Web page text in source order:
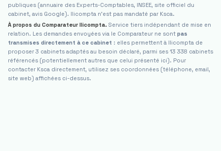
publiques (annuaire des Experts-Comptables, INSEE, site officiel du
cabinet, avis Google). Ilicompta n'est pas mandaté par Ksca.
À propos du Comparateur Ilicompta. Service tiers indépendant de mise en
relation. Les demandes envoyées via le Comparateur ne sont pas
transmises directement à ce cabinet : elles permettent à Ilicompta de
proposer 3 cabinets adaptés au besoin déclaré, parmi ses 13 338 cabinets
référencés (potentiellement autres que celui présenté ici). Pour
contacter Ksca directement, utilisez ses coordonnées (téléphone, email,
site web) affichées ci-dessus.